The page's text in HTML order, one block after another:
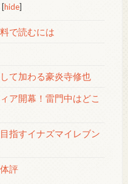
[hide]
で読むには
て加わる豪炎寺修也
ア開幕！雷門中はどこ
指すイナズマイレブン
評